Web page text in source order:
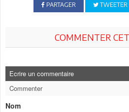
PARTAGER TWEETER
COMMENTER
Ecrire un commentaire
Commenter
Nom